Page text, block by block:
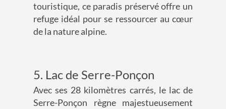
touristique, ce paradis préservé offre un
refuge idéal pour se ressourcer au cœur
de la nature alpine.
5. Lac de Serre-Ponçon
Avec ses 28 kilomètres carrés, le lac de
Serre-Ponçon règne majestueusement